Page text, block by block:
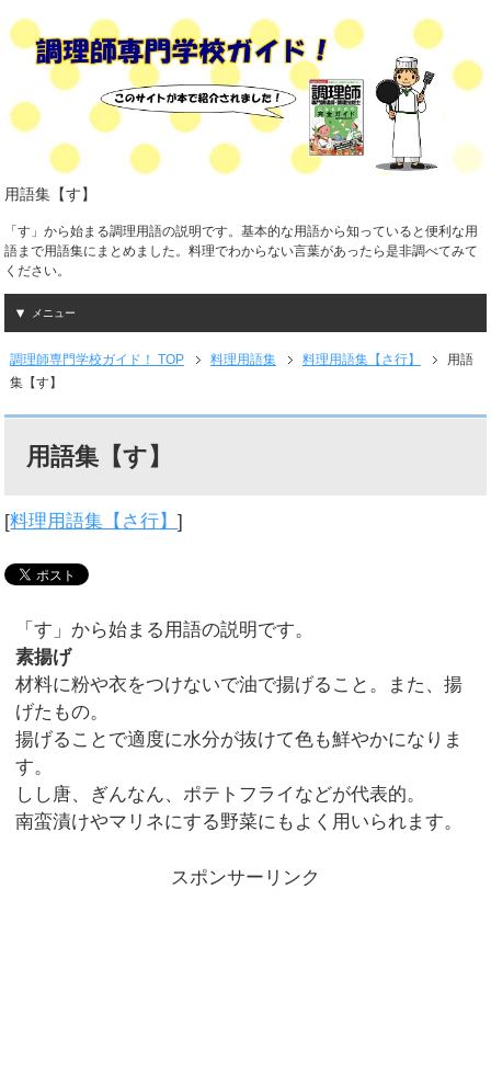
用語集【す】
「す」から始まる調理用語の説明です。基本的な用語から知っていると便利な用
語まで用語集にまとめました。料理でわからない言葉があったら是非調べてみて
ください。
メニュー
調理師専門学校ガイド！ TOP 料理用語集 料理用語集【さ行】
用語
集【す】
用語集【す】
[料理用語集【さ行】]
「す」から始まる用語の説明です。
素揚げ
材料に粉や衣をつけないで油で揚げること。また、揚
げたもの。
揚げることで適度に水分が抜けて色も鮮やかになりま
す。
しし唐、ぎんなん、ポテトフライなどが代表的。
南蛮漬けやマリネにする野菜にもよく用いられます。
スポンサーリンク